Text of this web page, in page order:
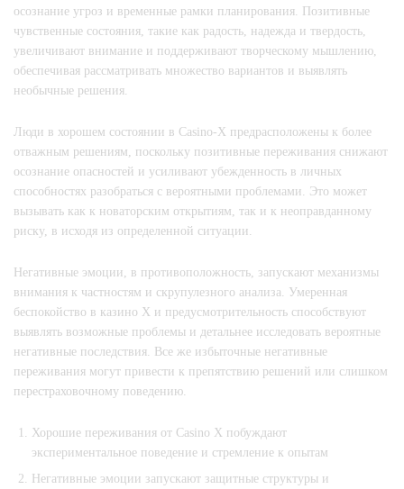
осознание угроз и временные рамки планирования. Позитивные
чувственные состояния, такие как радость, надежда и твердость,
увеличивают внимание и поддерживают творческому мышлению,
обеспечивая рассматривать множество вариантов и выявлять
необычные решения.
Люди в хорошем состоянии в Casino-X предрасположены к более
отважным решениям, поскольку позитивные переживания снижают
осознание опасностей и усиливают убежденность в личных
способностях разобраться с вероятными проблемами. Это может
вызывать как к новаторским открытиям, так и к неоправданному
риску, в исходя из определенной ситуации.
Негативные эмоции, в противоположность, запускают механизмы
внимания к частностям и скрупулезного анализа. Умеренная
беспокойство в казино Х и предусмотрительность способствуют
выявлять возможные проблемы и детальнее исследовать вероятные
негативные последствия. Все же избыточные негативные
переживания могут привести к препятствию решений или слишком
перестраховочному поведению.
Хорошие переживания от Casino X побуждают
экспериментальное поведение и стремление к опытам
Негативные эмоции запускают защитные структуры и